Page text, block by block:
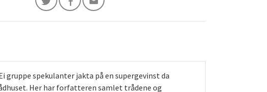
gruppe spekulanter jakta på en supergevinst da
Her har forfatteren samlet trådene og